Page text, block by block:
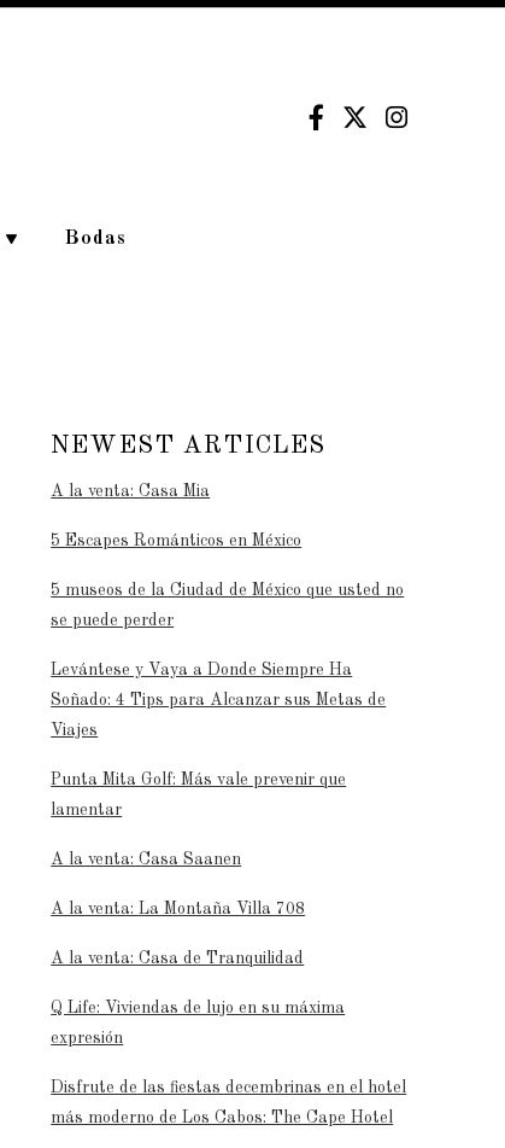
Bodas
NEWEST ARTICLES
A la venta: Casa Mia
5 Escapes Románticos en México
5 museos de la Ciudad de México que usted no
se puede perder
Levántese y Vaya a Donde Siempre Ha
Soñado: 4 Tips para Alcanzar sus Metas de
Viajes
Punta Mita Golf: Más vale prevenir que
lamentar
A la venta: Casa Saanen
A la venta: La Montaña Villa 708
A la venta: Casa de Tranquilidad
Q Life: Viviendas de lujo en su máxima
expresión
Disfrute de las fiestas decembrinas en el hotel
más moderno de Los Cabos: The Cape Hotel